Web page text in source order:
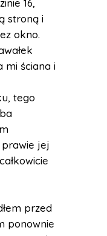
16,
stroną i
okno.
mi ściana i
tego
prawie jej
przed
ponownie